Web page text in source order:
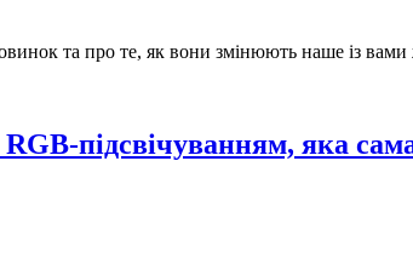
та про те, як вони змінюють наше із вами
підсвічуванням, яка